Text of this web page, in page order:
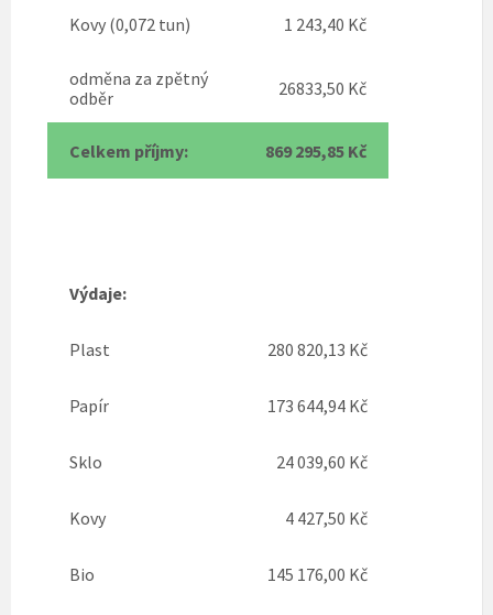
Kovy (0,072 tun) 1 243,40 Kč
odměna za zpětný
odběr
26833,50 Kč
Celkem příjmy: 869 295,85 Kč
Výdaje:
Plast 280 820,13 Kč
Papír 173 644,94 Kč
Sklo 24 039,60 Kč
Kovy 4 427,50 Kč
Bio 145 176,00 Kč